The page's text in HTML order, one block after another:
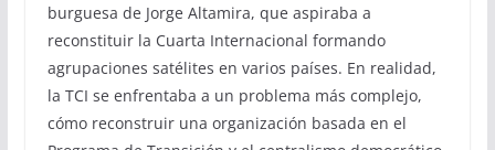
burguesa de Jorge Altamira, que aspiraba a
reconstituir la Cuarta Internacional formando
agrupaciones satélites en varios países. En realidad,
la TCI se enfrentaba a un problema más complejo,
cómo reconstruir una organización basada en el